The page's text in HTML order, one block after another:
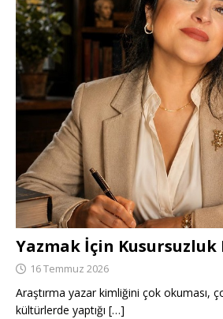
Yazmak İçin Kusursuzluk
16 Temmuz 2026
Araştırma yazar kimliğini çok okuması,
kültürlerde yaptığı […]